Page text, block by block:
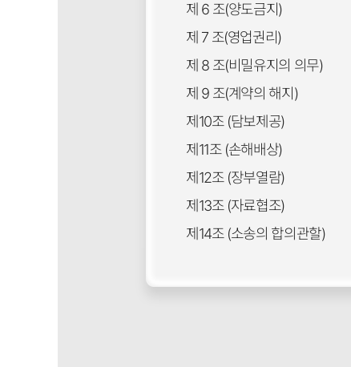
제 6 조(양도금지)
제 7 조(영업권리)
제 8 조(비밀유지의 의무)
제 9 조(계약의 해지)
제10조 (담보제공)
제11조 (손해배상)
제12조 (장부열람)
제13조 (자료협조)
제14조 (소송의 합의관할)